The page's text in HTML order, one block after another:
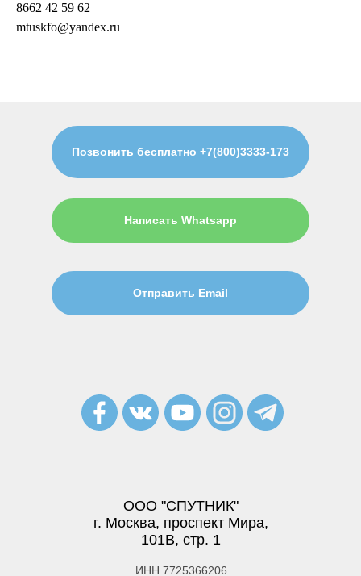
8662 42 59 62
mtuskfo@yandex.ru
ООО "СПУТНИК"
г. Москва, проспект Мира,
101В, стр. 1
ИНН 7725366206
Позвонить бесплатно +7(800)3333-173
Написать Whatsapp
Отправить Email